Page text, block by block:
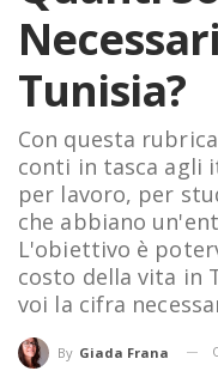
Tunisia?
Con questa
conti in tasca agli
per lavoro, per
che abbiano
L'obiettivo è
costo della vita in
voi la cifra
By Giada Frana